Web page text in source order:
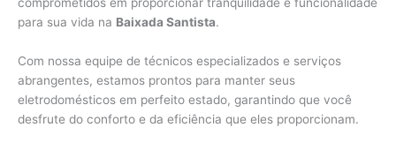
para sua vida na Baixada Santista.
Com nossa equipe de técnicos especializados e serviços
abrangentes, estamos prontos para manter seus
eletrodomésticos em perfeito estado, garantindo que você
desfrute do conforto e da eficiência que eles proporcionam.